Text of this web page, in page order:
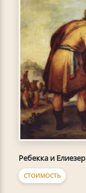
Ребекка и Елиезер
СТОИМОСТЬ